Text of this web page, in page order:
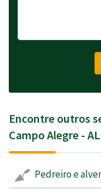
Encontre outros
Campo Alegre - AL
Pedreiro e